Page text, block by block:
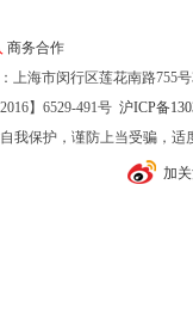
商务合作
海市闵行区莲花南路755
】6529-491号 沪ICP备
我保护，谨防上当受骗，
加